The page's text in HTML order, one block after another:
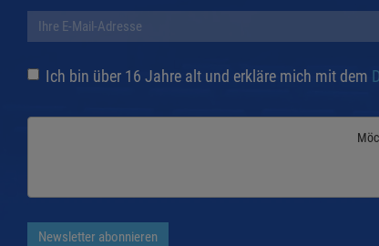
Ich bin über 16 Jahre alt und erkläre mich mit dem
Newsletter abonnieren